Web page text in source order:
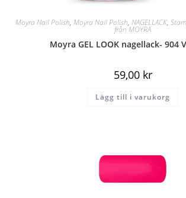
Moyra Nail Polish, Moyra Nail Polish, NAGELLACK,
från MOYRA
Moyra GEL LOOK nagellack- 904
59,00 kr
Lägg till i varukorg